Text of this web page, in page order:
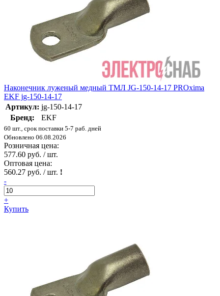
Наконечник луженый медный ТМЛ JG-150-14-17 PROxima
EKF jg-150-14-17
Артикул: jg-150-14-17
Бренд:
EKF
60 шт., срок поставки 5-7 раб. дней
Обновлено 06.08.2026
Розничная цена:
577.60 руб. / шт.
Оптовая цена:
560.27 руб. / шт. !
-
+
Купить